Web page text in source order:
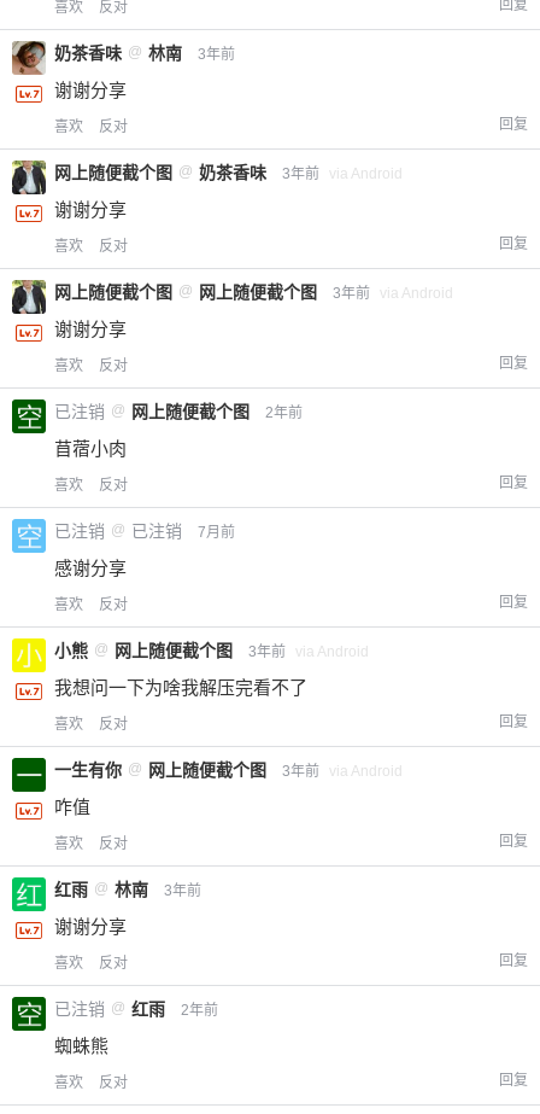
喜欢 反对 回复
奶茶香味 @ 林南 3年前
谢谢分享
喜欢 反对 回复
网上随便截个图 @ 奶茶香味 3年前 via Android
谢谢分享
喜欢 反对 回复
网上随便截个图 @ 网上随便截个图 3年前 via Android
谢谢分享
喜欢 反对 回复
已注销 @ 网上随便截个图 2年前
苜蓿小肉
喜欢 反对 回复
已注销 @ 已注销 7月前
感谢分享
喜欢 反对 回复
小熊 @ 网上随便截个图 3年前 via Android
我想问一下为啥我解压完看不了
喜欢 反对 回复
一生有你 @ 网上随便截个图 3年前 via Android
咋值
喜欢 反对 回复
红雨 @ 林南 3年前
谢谢分享
喜欢 反对 回复
已注销 @ 红雨 2年前
蜘蛛熊
喜欢 反对 回复